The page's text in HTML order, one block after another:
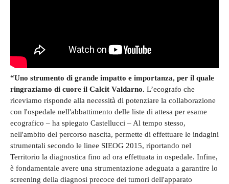
“Uno strumento di grande impatto e importanza, per il quale
ringraziamo di cuore il Calcit Valdarno. L’ecografo che
riceviamo risponde alla necessità di potenziare la collaborazione
con l'ospedale nell'abbattimento delle liste di attesa per esame
ecografico – ha spiegato Castellucci – Al tempo stesso,
nell'ambito del percorso nascita, permette di effettuare le indagini
strumentali secondo le linee SIEOG 2015, riportando nel
Territorio la diagnostica fino ad ora effettuata in ospedale. Infine,
è fondamentale avere una strumentazione adeguata a garantire lo
screening della diagnosi precoce dei tumori dell'apparato